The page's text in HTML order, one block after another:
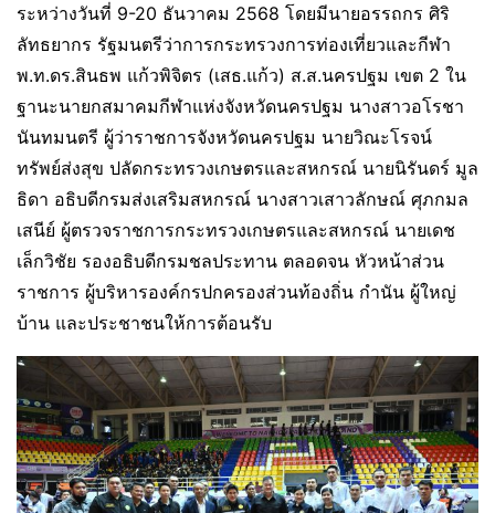
ระหว่างวันที่ 9-20 ธันวาคม 2568 โดยมีนายอรรถกร ศิริ
ลัทธยากร รัฐมนตรีว่าการกระทรวงการท่องเที่ยวและกีฬา
พ.ท.ดร.สินธพ แก้วพิจิตร (เสธ.แก้ว) ส.ส.นครปฐม เขต 2 ใน
ฐานะนายกสมาคมกีฬาแห่งจังหวัดนครปฐม นางสาวอโรชา
นันทมนตรี ผู้ว่าราชการจังหวัดนครปฐม นายวิณะโรจน์
ทรัพย์ส่งสุข ปลัดกระทรวงเกษตรและสหกรณ์ นายนิรันดร์ มูล
ธิดา อธิบดีกรมส่งเสริมสหกรณ์ นางสาวเสาวลักษณ์ ศุภกมล
เสนีย์ ผู้ตรวจราชการกระทรวงเกษตรและสหกรณ์ นายเดช
เล็กวิชัย รองอธิบดีกรมชลประทาน ตลอดจน หัวหน้าส่วน
ราชการ ผู้บริหารองค์กรปกครองส่วนท้องถิ่น กำนัน ผู้ใหญ่
บ้าน และประชาชนให้การต้อนรับ